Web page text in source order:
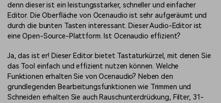
denn dieser ist ein leistungsstarker, schneller und einfacher
Editor. Die Oberfläche von Ocenaudio ist sehr aufgeräumt und
durch die bunten Tasten interessant. Dieser Audio-Editor ist
eine Open-Source-Plattform. Ist Ocenaudio effizient?
Ja, das ist er! Dieser Editor bietet Tastaturkürzel, mit denen Sie
das Tool einfach und effizient nutzen können. Welche
Funktionen erhalten Sie von Ocenaudio? Neben den
grundlegenden Bearbeitungsfunktionen wie Trimmen und
Schneiden erhalten Sie auch Rauschunterdrückung, Filter, 31-